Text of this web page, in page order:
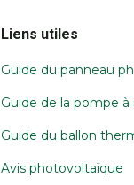
Liens utiles
Guide du panneau
Guide de la pompe à
Guide du ballon
Avis photovoltaïque